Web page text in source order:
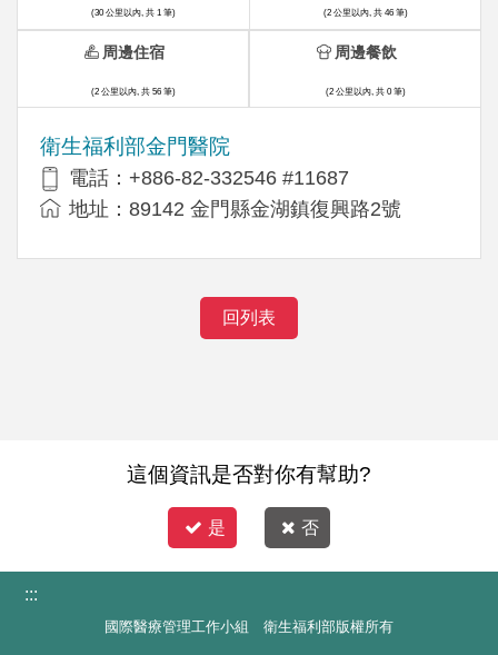
(30 公里以內, 共 1 筆)
衛生福利部金門醫院
電話：+886-82-332546 #11687
地址：89142 金門縣金湖鎮復興路2號
(2 公里以內, 共 46 筆)
周邊住宿
(2 公里以內, 共 56 筆)
周邊餐飲
(2 公里以內, 共 0 筆)
回列表
這個資訊是否對你有幫助?
是 否
:::
國際醫療管理工作小組 衛生福利部版權所有